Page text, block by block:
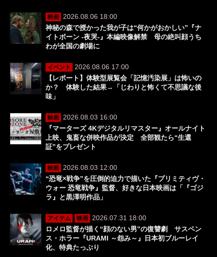
映画
2026.08.06 18:00
神秘の森で授かった我が子は“何かがおかしい”『ナ
イトボーン -夜哭-』本編映像解禁 母の絶叫顔うち
わが全国の劇場に
イベント
2026.08.06 17:00
【レポート】体験型展覧会「記憶汚染展」は怖いの
か？ 体験した結果→「じわりと怖くて不思議な後
味」
映画
2026.08.03 16:00
『マーターズ 4Kデジタルリマスター』オールナイト
上映、鬼畜な併映作品が決定 全部観たら“生還
証”をプレゼント
映画
2026.08.03 12:00
“恐竜×戦争”を圧倒的迫力で描いた『プリミティヴ・
ウォー 恐竜戦争』監督、好きな日本映画は「『ゴジ
ラ』と黒澤明作品」
アイテム 映画
2026.07.31 18:00
ロメロ監督が描く“顔のない男”の復讐劇 サスペン
ス・ホラー『URAMI ～怨み～』日本初ブルーレイ
化、特典たっぷり